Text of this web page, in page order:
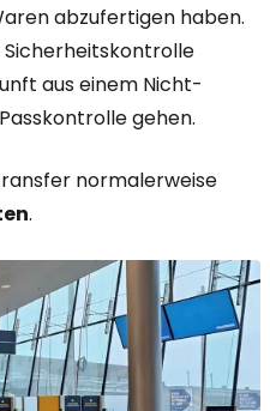
abzufertigen haben.
aus einem Nicht-
gehen.
normalerweise
.